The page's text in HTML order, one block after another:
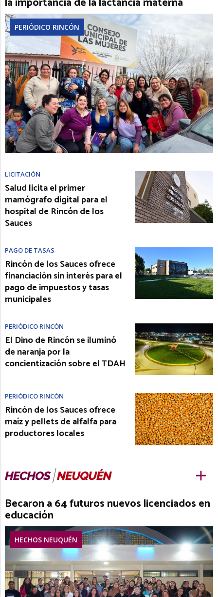
PERIÓDICO RINCÓN
LICITACIÓN
Salud licita el primer
mamógrafo digital para el
hospital de Rincón de los
Sauces
PAGO DE TASAS
Rincón de los Sauces ofrece
financiación sin interés para el
pago de impuestos y tasas
municipales
PERIÓDICO RINCÓN
El Dino de Rincón se iluminó
de naranja por la
concientización sobre el TDAH
PERIÓDICO RINCÓN
Rincón de los Sauces ofrece
maíz y pellets de alfalfa para
productores locales
Becaron a 64 futuros nuevos licenciados en
educación
HECHOS NEUQUÉN